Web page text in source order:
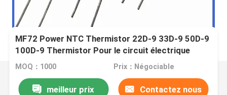
MF72 Power NTC Thermistor 22D-9 33D-9 50D-9
100D-9 Thermistor Pour le circuit électrique
MOQ：1000 Prix：Négociable
meilleur prix Contactez nous